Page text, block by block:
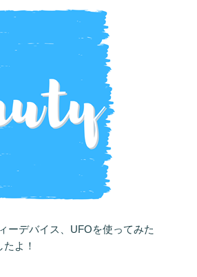
ーデバイス、UFOを使ってみた
よ！